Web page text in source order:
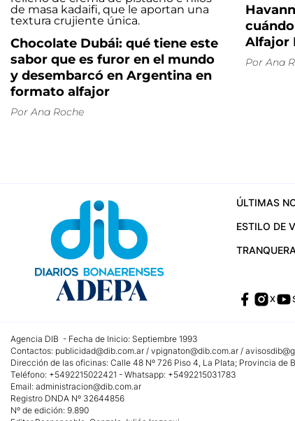
Chocolate Dubái: qué tiene este
sabor que es furor en el mundo
y desembarcó en Argentina en
formato alfajor
Por Ana Roche
Alfajor
Por Ana
ÚLTIMAS
ESTILO DE
TRANQUERA
X
Agencia DIB - Fecha de Inicio: Septiembre 1993
Contactos: publicidad@dib.com.ar / vpignaton@dib.com.ar /
Dirección de las oficinas: Calle 48 Nº 726 Piso 4, La Plata; Provincia de
Teléfono: +5492215022421 - Whatsapp: +5492215031783
Email: administracion@dib.com.ar
Registro DNDA Nº 32644856
Nº de edición: 9.890